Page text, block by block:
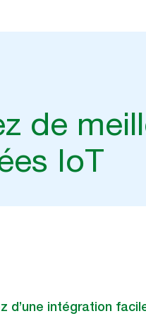
de
IoT
d’une intégration